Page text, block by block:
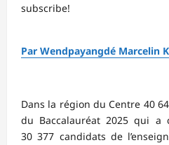
subscribe!
Par Wendpayangdé Marcelin
Dans la région du Centre 40
du Baccalauréat 2025 qui a
30 377 candidats de